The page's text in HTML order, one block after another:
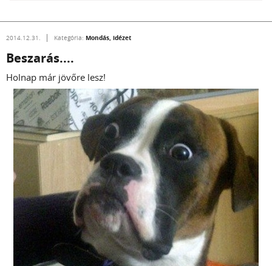
2014.12.31. Kategória: Mondás, idézet
Beszarás....
Holnap már jövőre lesz!